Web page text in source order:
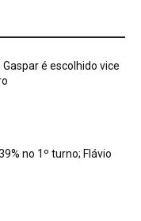
é escolhido vice
no 1º turno; Flávio